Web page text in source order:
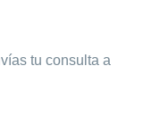
tu consulta a